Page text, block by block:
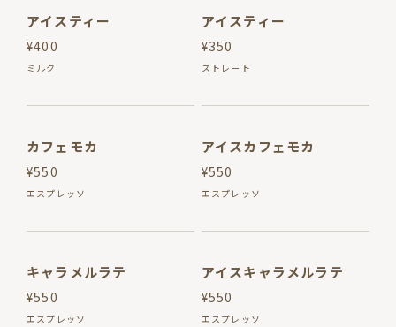
アイスティー
¥400
ミルク
アイスティー
¥350
ストレート
カフェモカ
¥550
エスプレッソ
アイスカフェモカ
¥550
エスプレッソ
キャラメルラテ
¥550
エスプレッソ
アイスキャラメルラテ
¥550
エスプレッソ